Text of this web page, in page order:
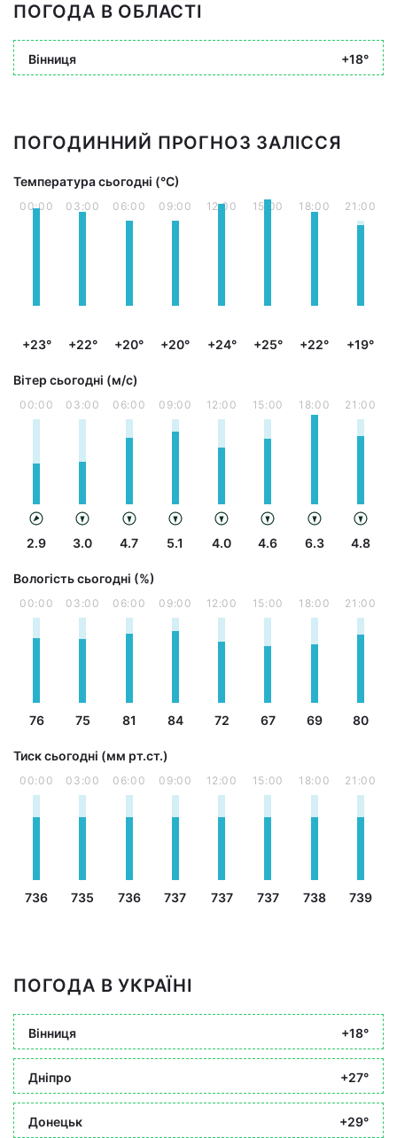
ПОГОДА В ОБЛАСТІ
Вінниця +18°
ПОГОДИННИЙ ПРОГНОЗ ЗАЛІССЯ
Температура сьогодні (°С)
00:00
+23°
03:00
+22°
06:00
+20°
09:00
+20°
12:00
+24°
15:00
+25°
18:00
+22°
21:00
+19°
Вітер сьогодні (м/с)
00:00
2.9
03:00
3.0
06:00
4.7
09:00
5.1
12:00
4.0
15:00
4.6
18:00
6.3
21:00
4.8
Вологість сьогодні (%)
00:00
76
03:00
75
06:00
81
09:00
84
12:00
72
15:00
67
18:00
69
21:00
80
Тиск сьогодні (мм рт.ст.)
00:00
736
03:00
735
06:00
736
09:00
737
12:00
737
15:00
737
18:00
738
21:00
739
ПОГОДА В УКРАЇНІ
Вінниця +18°
Дніпро +27°
Донецьк +29°